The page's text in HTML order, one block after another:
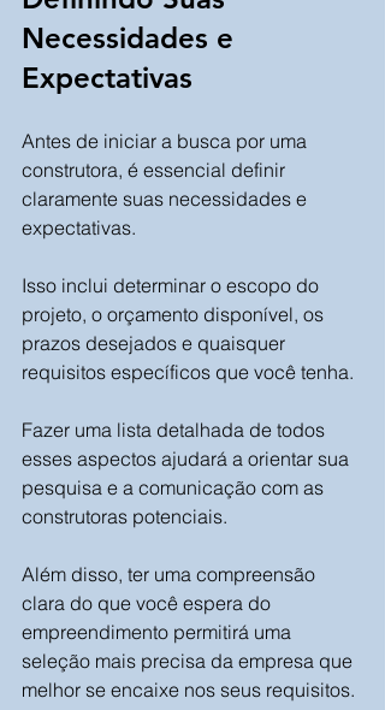
Necessidades e
Expectativas
Antes de iniciar a busca por uma
construtora, é essencial definir
claramente suas necessidades e
expectativas.
Isso inclui determinar o escopo do
projeto, o orçamento disponível, os
prazos desejados e quaisquer
requisitos específicos que você tenha.
Fazer uma lista detalhada de todos
esses aspectos ajudará a orientar sua
pesquisa e a comunicação com as
construtoras potenciais.
Além disso, ter uma compreensão
clara do que você espera do
empreendimento permitirá uma
seleção mais precisa da empresa que
melhor se encaixe nos seus requisitos.